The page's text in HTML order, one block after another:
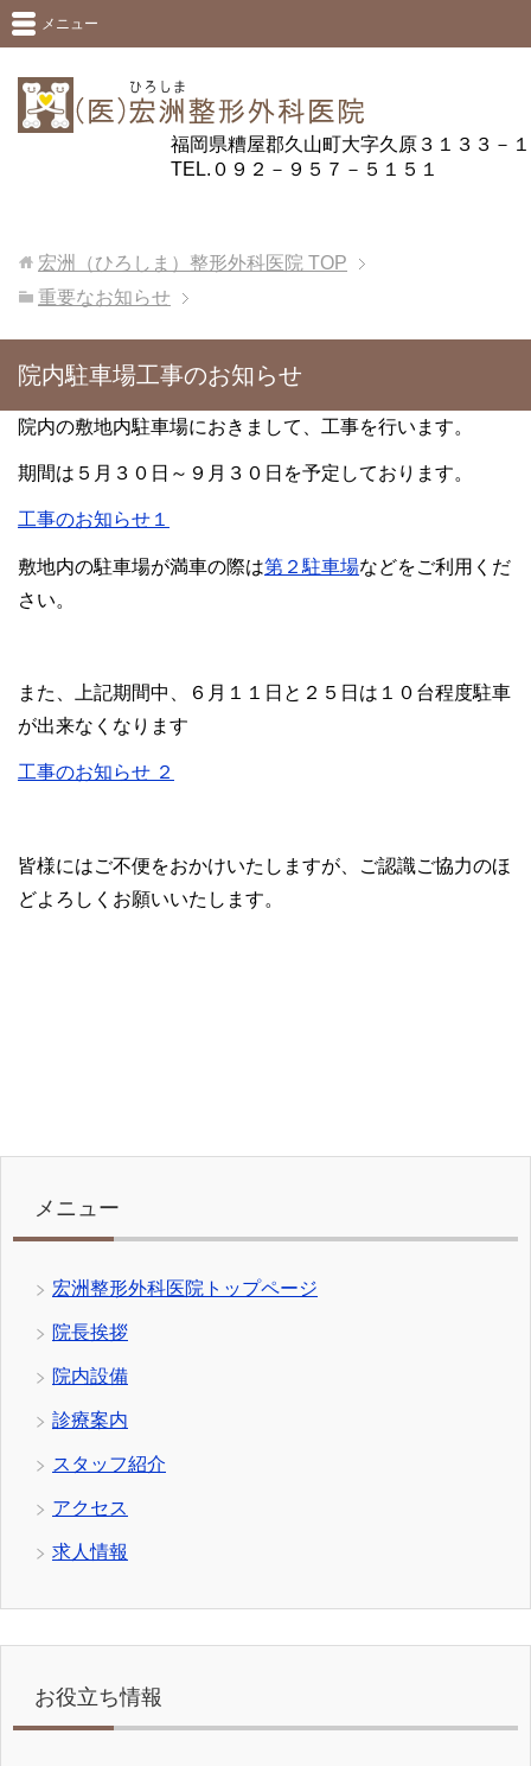
福岡県糟屋郡久山町大字久原３１３３－１
TEL.０９２－９５７－５１５１
メニュー
宏洲（ひろしま）整形外科医院 TOP
重要なお知らせ
院内駐車場工事のお知らせ
院内の敷地内駐車場におきまして、工事を行います。
期間は５月３０日～９月３０日を予定しております。
工事のお知らせ１
敷地内の駐車場が満車の際は第２駐車場などをご利用くだ
さい。
また、上記期間中、６月１１日と２５日は１０台程度駐車
が出来なくなります
工事のお知らせ ２
皆様にはご不便をおかけいたしますが、ご認識ご協力のほ
どよろしくお願いいたします。
メニュー
宏洲整形外科医院トップページ
院長挨拶
院内設備
診療案内
スタッフ紹介
アクセス
求人情報
お役立ち情報